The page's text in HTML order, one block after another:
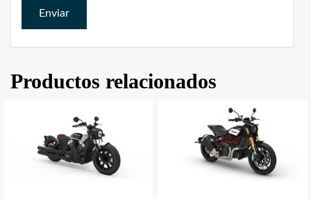
Productos relacionados